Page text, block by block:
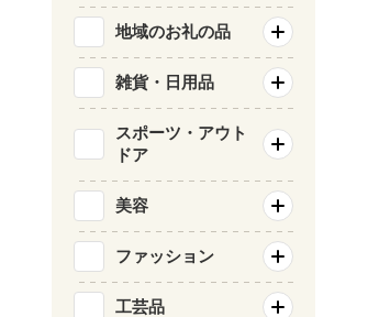
地域のお礼の品
雑貨・日用品
スポーツ・アウト
ドア
美容
ファッション
工芸品